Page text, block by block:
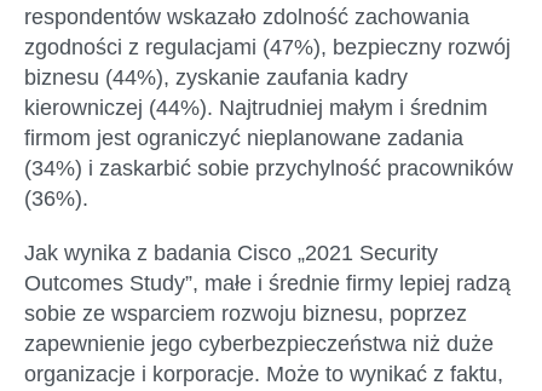
respondentów wskazało zdolność zachowania
zgodności z regulacjami (47%), bezpieczny rozwój
biznesu (44%), zyskanie zaufania kadry
kierowniczej (44%). Najtrudniej małym i średnim
firmom jest ograniczyć nieplanowane zadania
(34%) i zaskarbić sobie przychylność pracowników
(36%).
Jak wynika z badania Cisco „2021 Security
Outcomes Study”, małe i średnie firmy lepiej radzą
sobie ze wsparciem rozwoju biznesu, poprzez
zapewnienie jego cyberbezpieczeństwa niż duże
organizacje i korporacje. Może to wynikać z faktu,